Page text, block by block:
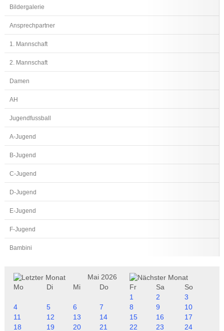
Bildergalerie
Ansprechpartner
1. Mannschaft
2. Mannschaft
Damen
AH
Jugendfussball
A-Jugend
B-Jugend
C-Jugend
D-Jugend
E-Jugend
F-Jugend
Bambini
Mai 2026
Mo
Di Mi Do Fr Sa
So
1
2
3
4
5 6 7 8 9
10
11
12 13 14 15 16
17
18
19 20 21 22 23 24